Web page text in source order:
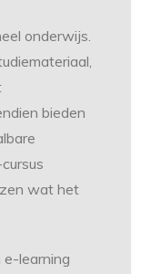
onderwijs.
bieden
wat het
learning